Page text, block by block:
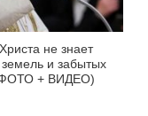
не знает
и забытых
+ ВИДЕО)